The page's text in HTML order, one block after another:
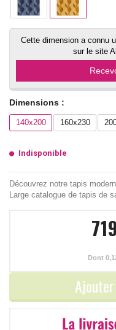
Cette dimension a connu
sur le site
Dimensions :
140x200 160x230
Indisponible
Découvrez notre tapis
Large catalogue de tapis de
Dont